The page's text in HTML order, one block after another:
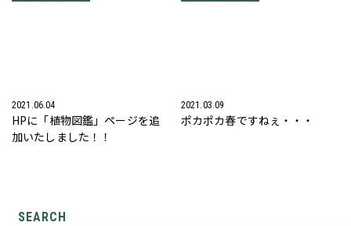
2021.06.04
HPに「植物図鑑」ページを追
加いたしました！！
2021.03.09
ポカポカ春ですねぇ・・・
SEARCH